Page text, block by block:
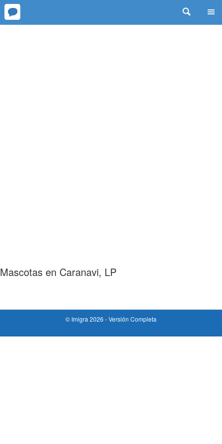
Mascotas en Caranavi, LP
© Imigra 2026 -Versión Completa